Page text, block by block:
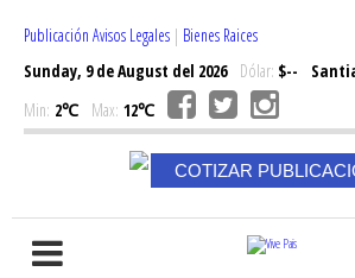
Publicación Avisos Legales | Bienes Raices
Sunday, 9 de August del 2026Dólar: $--
Min: 2℃ Max: 12℃
COTIZAR